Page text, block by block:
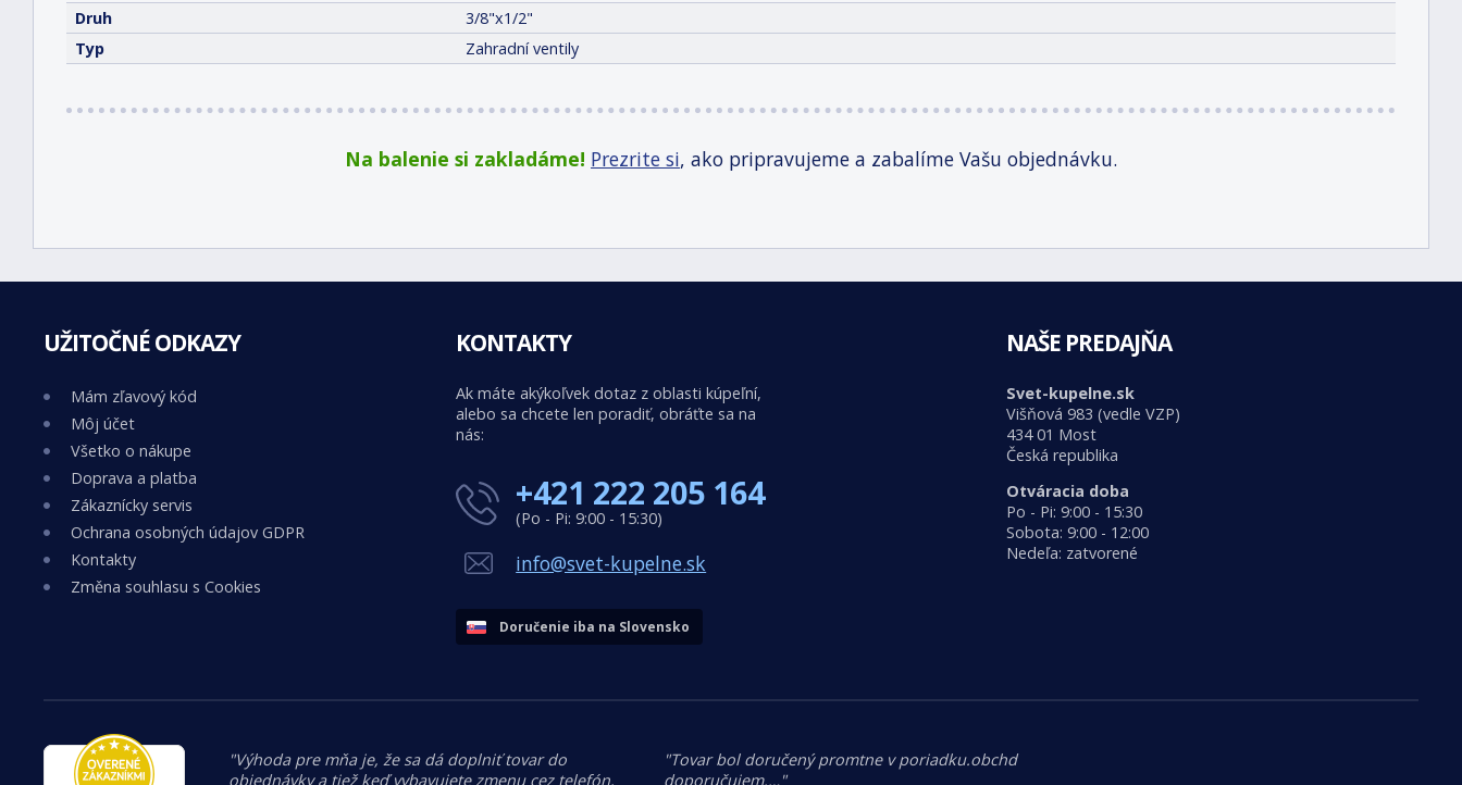
Druh
3/8"x1/2"
Typ
Zahradní ventily
Na balenie si zakladáme! Prezrite si, ako pripravujeme a zabalíme Vašu objednávku.
UŽITOČNÉ ODKAZY
Mám zľavový kód
Môj účet
Všetko o nákupe
Doprava a platba
Zákaznícky servis
Ochrana osobných údajov GDPR
Kontakty
Změna souhlasu s Cookies
KONTAKTY
Ak máte akýkoľvek dotaz z oblasti kúpeľní,
alebo sa chcete len poradiť, obráťte sa na
nás:
+421 222 205 164
(Po - Pi: 9:00 - 15:30)
info@svet-kupelne.sk
Doručenie iba na Slovensko
NAŠE PREDAJŇA
Svet-kupelne.sk
Višňová 983 (vedle VZP)
434 01 Most
Česká republika
Otváracia doba
Po - Pi: 9:00 - 15:30
Sobota: 9:00 - 12:00
Nedeľa: zatvorené
"Výhoda pre mňa je, že sa dá doplniť tovar do
objednávky a tiež keď vybavujete zmenu cez telefón,
"Tovar bol doručený promtne v poriadku.obchd
doporučujem.…"